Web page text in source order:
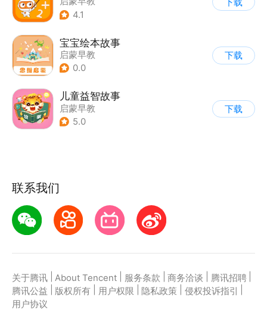
4.1
宝宝绘本故事
启蒙早教
0.0
下载
儿童益智故事
启蒙早教
| 儿童绘本故事
5.0
下载
联系我们
关于腾讯 About Tencent 服务条款 商务洽谈 腾讯招聘
腾讯公益
版权所有 用户权限 隐私政策 侵权投诉指引
用户协议